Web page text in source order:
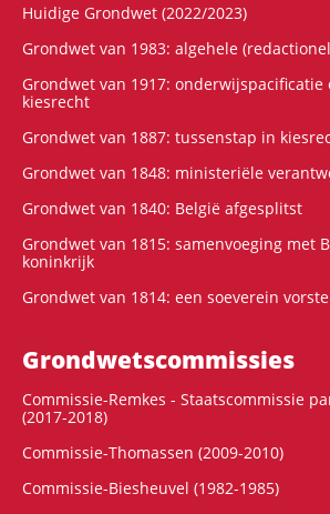
Huidige Grondwet (2022/2023)
Grondwet van 1983: algehele
Grondwet van 1917: onderwijspacificatie
kiesrecht
Grondwet van 1887: tussenstap in
Grondwet van 1848: ministeriële
Grondwet van 1840: België afgesplitst
Grondwet van 1815: samenvoeging met
koninkrijk
Grondwet van 1814: een soeverein
Grondwets­commissies
Commissie-Remkes - Staatscommissie
(2017-2018)
Commissie-Thomassen (2009-2010)
Commissie-Biesheuvel (1982-1985)